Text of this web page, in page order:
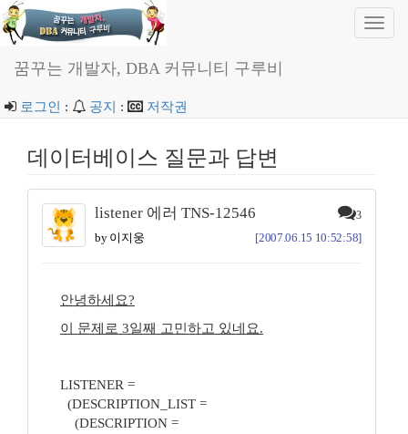
꿈꾸는 개발자, DBA 커뮤니티 구루비
로그인 : 공지 : 저작권
데이터베이스 질문과 답변
listener 에러 TNS-12546 3
by 이지웅 [2007.06.15 10:52:58]
안녕하세요?
이 문제로 3일째 고민하고 있네요.
LISTENER =
(DESCRIPTION_LIST =
(DESCRIPTION =